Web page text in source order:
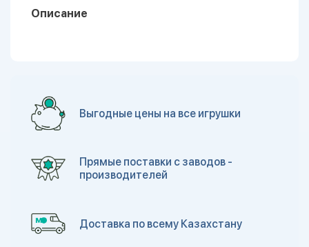
Описание
Выгодные цены на все игрушки
Прямые поставки с заводов -
производителей
Доставка по всему Казахстану